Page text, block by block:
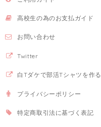
高校生の為のお支払ガイド
お問い合わせ
Twitter
白Tダケで部活Tシャツを作る
プライバシーポリシー
特定商取引法に基づく表記